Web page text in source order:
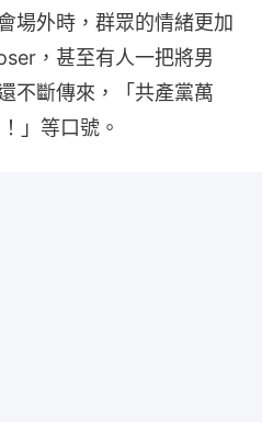
場外時，群眾的情緒更加
，甚至有人一把將男
不斷傳來，「共產黨萬
」等口號。